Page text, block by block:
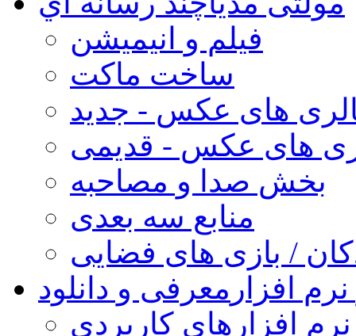
فیلم و انیمیشن
ساخت ماکت
های عکس - جدید
های عکس - قدیمی
بخش صدا و مصاحبه
منابع سه بعدی
/ بازی های فضایی
افزار معرفی و دانلود
نرم افزارهای کاربردی